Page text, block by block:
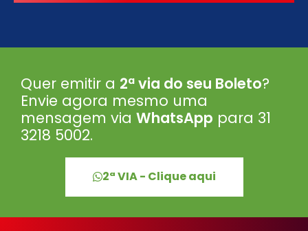
Quer emitir a 2ª via do seu Boleto?
Envie agora mesmo uma
mensagem via WhatsApp para 31
3218 5002.
2ª VIA - Clique aqui